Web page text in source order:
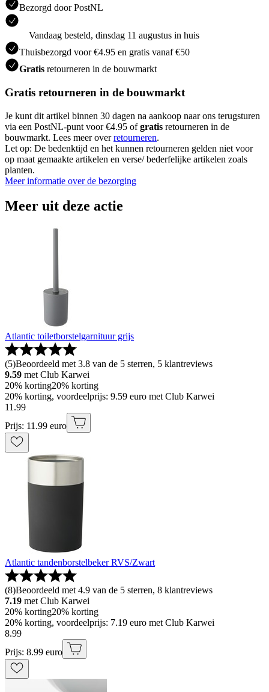
Bezorgd door PostNL
Vandaag besteld, dinsdag 11 augustus in huis
Thuisbezorgd voor €4.95 en gratis vanaf €50
Gratis retourneren in de bouwmarkt
Gratis retourneren in de bouwmarkt
Je kunt dit artikel binnen 30 dagen na aankoop naar ons terugsturen
via een PostNL-punt voor €4.95 ofgratis retourneren in de
bouwmarkt. Lees meer overretourneren.
Let op: De bedenktijd en het kunnen retourneren gelden niet voor
op maat gemaakte artikelen en verse/ bederfelijke artikelen zoals
planten.
Meer informatie over de bezorging
Meer uit deze actie
Atlantic toiletborstelgarnituur grijs
(5)Beoordeeld met 3.8 van de 5 sterren, 5 klantreviews
9.59 met Club Karwei
20% korting20% korting
20% korting, voordeelprijs: 9.59 euro met Club Karwei
11 .99
Prijs: 11.99 euro
Atlantic tandenborstelbeker RVS/Zwart
(8)Beoordeeld met 4.9 van de 5 sterren, 8 klantreviews
7.19 met Club Karwei
20% korting20% korting
20% korting, voordeelprijs: 7.19 euro met Club Karwei
8.99
Prijs: 8.99 euro